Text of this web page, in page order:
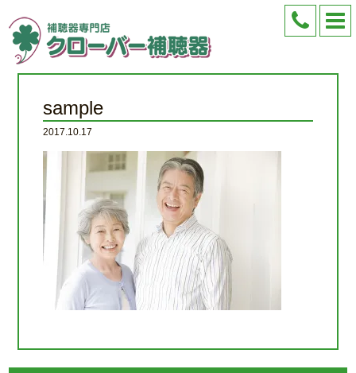
sample
2017.10.17